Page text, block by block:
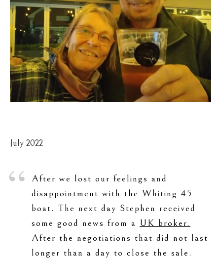
July 2022
After we lost our feelings and
disappointment with the Whiting 45
boat. The next day Stephen received
some good news from a UK broker.
After the negotiations that did not last
longer than a day to close the sale.